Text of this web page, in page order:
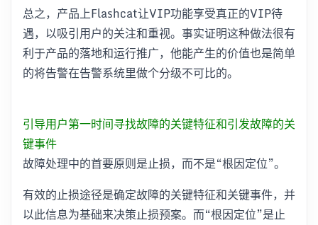
总之，产品上Flashcat让VIP功能享受真正的VIP待
遇，以吸引用户的关注和重视。事实证明这种做法很有
利于产品的落地和运行推广，他能产生的价值也是简单
的将告警在告警系统里做个分级不可比的。
引导用户第一时间寻找故障的关键特征和引发故障的关
键事件
故障处理中的首要原则是止损，而不是“根因定位”。
有效的止损途径是确定故障的关键特征和关键事件，并
以此信息为基础来决策止损预案。而“根因定位”是止